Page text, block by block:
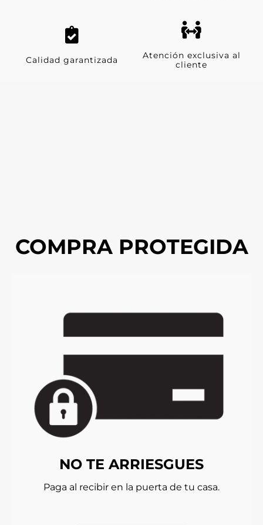
Calidad garantizada
Atención exclusiva al
cliente
COMPRA PROTEGIDA
NO TE ARRIESGUES
Paga al recibir en la puerta de tu casa.